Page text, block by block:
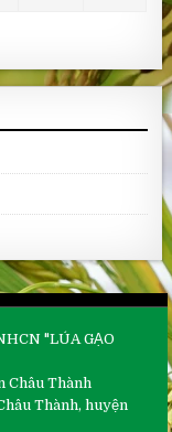
"LÚA GẠO
Châu Thành
Thành, huyện